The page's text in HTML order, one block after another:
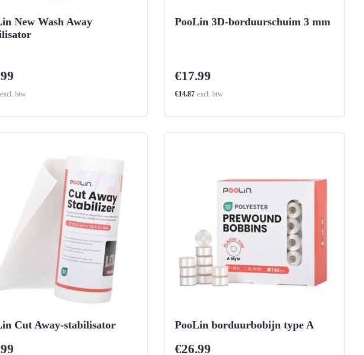
New Wash Away
excl. btw
PooLin 3D-borduurschuim 3 mm
€17.99
€14.87 excl. btw
Cut Away-stabilisator PooLin borduurbobijn type A
€26.99